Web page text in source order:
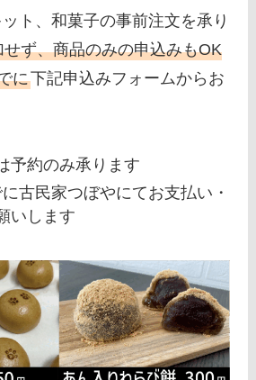
ット、和菓子の事前注文を承り
せず、商品のみの申込みもOK
に下記申込みフォームからお
予約のみ承ります
古民家つぼやにてお支払い・
いします